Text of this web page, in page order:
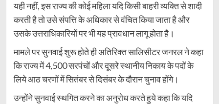
यही नहीं, इस राज्य की कोई महिला यदि किसी बाहरी व्यक्ति से शादी
करती है तो उसे संपत्ति के अधिकार से वंचित किया जाता है और
उसके उत्तराधिकारियों पर भी यह प्रावधान लागू होता है।
मामले पर सुनवाई शुरू होते ही अतिरिक्त सालिसीटर जनरल ने कहा
कि राज्य में 4,500 सरपंचों और दूसरे स्थानीय निकाय के पदों के
लिये आठ चरणों में सितंबर से दिसंबर के दौरान चुनाव होंगे।
उन्होंने सुनवाई स्थगित करने का अनुरोध करते हुये कहा कि यदि